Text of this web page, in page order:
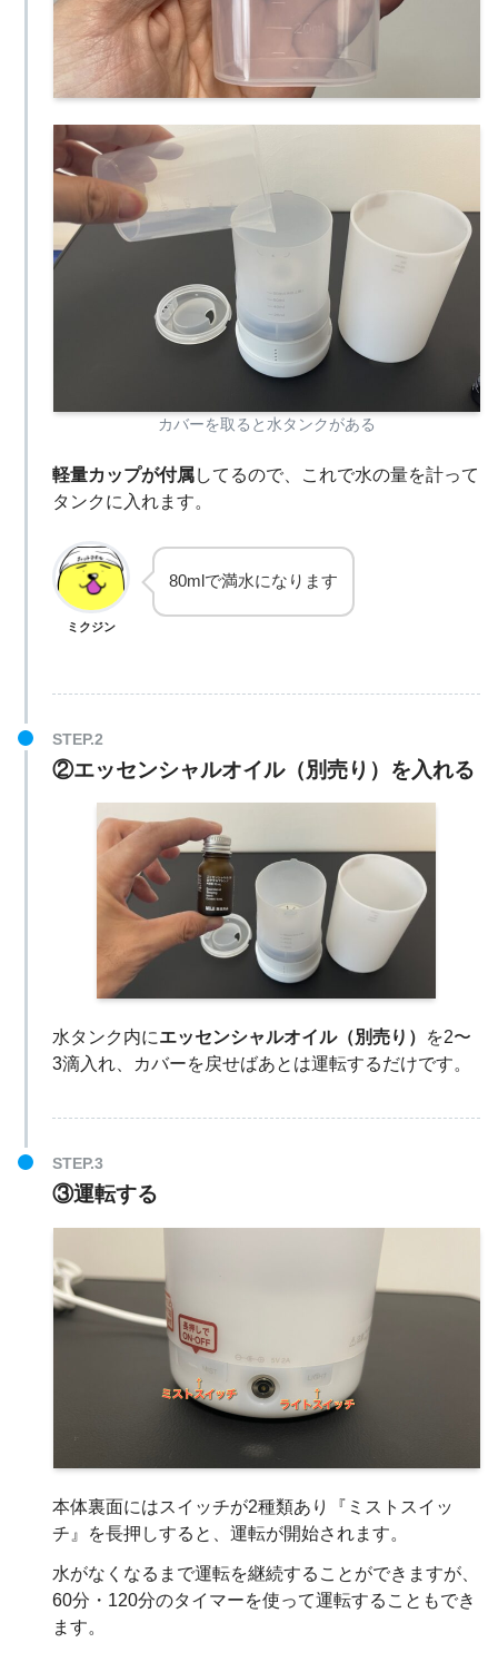
カバーを取ると水タンクがある
軽量カップが付属してるので、これで水の量を計って
タンクに入れます。
ミクジン
80mlで満水になります
②エッセンシャルオイル（別売り）を入れる
水タンク内にエッセンシャルオイル（別売り）
を2〜
3滴入れ、カバーを戻せばあとは運転するだけです。
③運転する
本体裏面にはスイッチが2種類あり『ミストスイッ
チ』を長押しすると、運転が開始されます。
水がなくなるまで運転を継続することができますが、
60分・120分のタイマーを使って運転することもでき
ます。